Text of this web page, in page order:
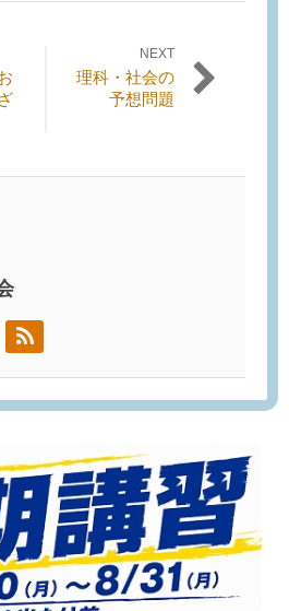
ーション NEXT
Next
理科・社会の
予想問題